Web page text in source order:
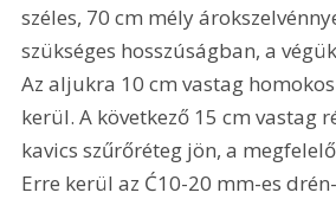
széles, 70 cm mély
szükséges hosszúságban, a
Az aljukra 10 cm vastag
kerül. A következő 15 cm vastag
kavics szűrőréteg jön, a
Erre kerül az Ć10-20 mm-es